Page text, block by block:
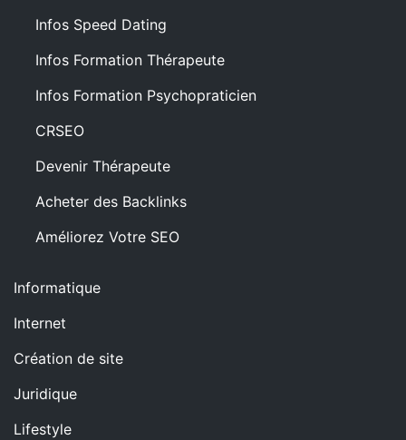
Infos Speed Dating
Infos Formation Thérapeute
Infos Formation Psychopraticien
CRSEO
Devenir Thérapeute
Acheter des Backlinks
Améliorez Votre SEO
Informatique
Internet
Création de site
Juridique
Lifestyle